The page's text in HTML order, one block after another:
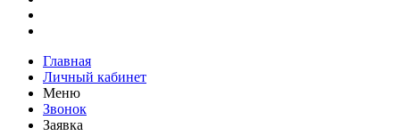
Главная
Личный кабинет
Меню
Звонок
Заявка